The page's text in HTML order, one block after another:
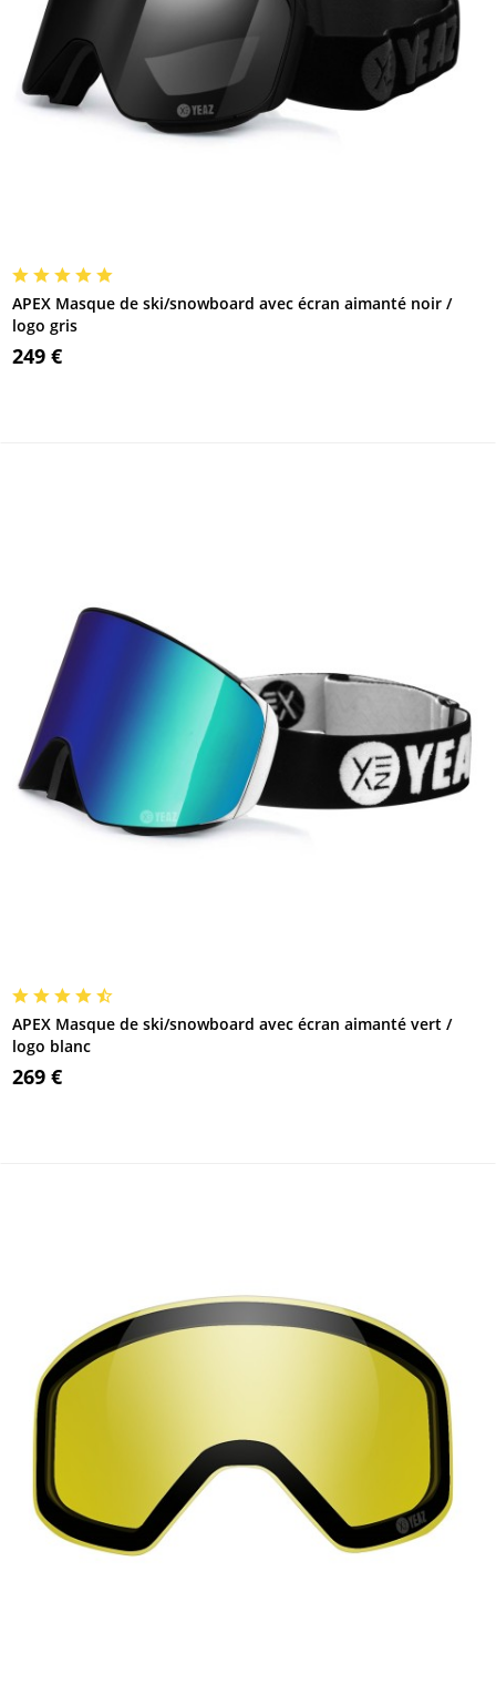
APEX Masque de ski/snowboard avec écran aimanté noir /
logo gris
249 €
APEX Masque de ski/snowboard avec écran aimanté vert /
logo blanc
269 €